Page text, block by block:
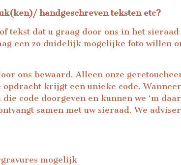
handgeschreven teksten etc?
tekst dat u graag door ons in het
een zo duidelijk mogelijke foto willen
ons bewaard. Alleen onze
krijgt een unieke code.
code doorgeven en kunnen we ‘m
samen met uw sieraad. We
mogelijk